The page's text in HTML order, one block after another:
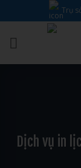
qua
nội
dung
Trụ
Dịch vụ in